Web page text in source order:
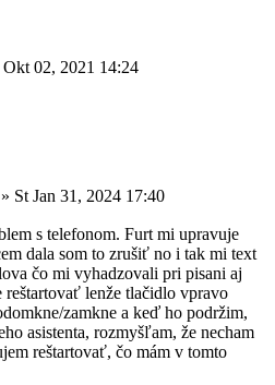
Okt 02, 2021 14:24
» St Jan 31, 2024 17:40
s telefonom. Furt mi upravuje
dala som to zrušiť no i tak mi text
čo mi vyhadzovali pri pisani aj
lenže tlačidlo vpravo
zamkne a keď ho podržim,
asistenta, rozmyšľam, že necham
reštartovať, čo mám v tomto